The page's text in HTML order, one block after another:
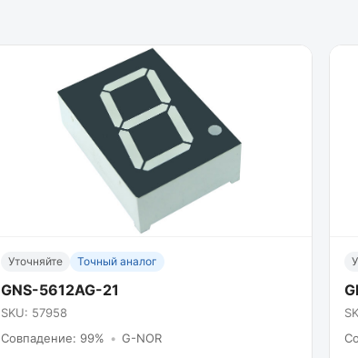
Уточняйте Точный аналог
GNS-5612AG-21
SKU: 57958
Совпадение: 99% • G-NOR